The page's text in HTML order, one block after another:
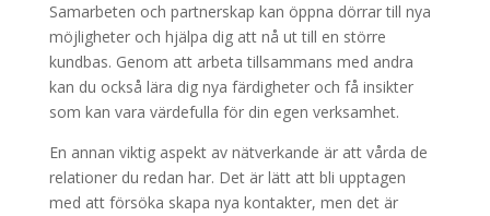
Samarbeten och partnerskap kan öppna dörrar till nya
möjligheter och hjälpa dig att nå ut till en större
kundbas. Genom att arbeta tillsammans med andra
kan du också lära dig nya färdigheter och få insikter
som kan vara värdefulla för din egen verksamhet.
En annan viktig aspekt av nätverkande är att vårda de
relationer du redan har. Det är lätt att bli upptagen
med att försöka skapa nya kontakter, men det är